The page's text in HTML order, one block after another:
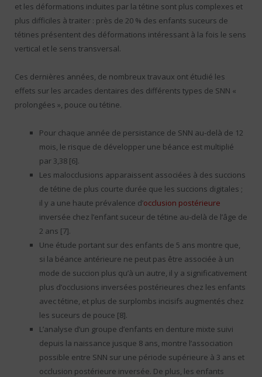
et les déformations induites par la tétine sont plus complexes et
plus difficiles à traiter : près de 20 % des enfants suceurs de
tétines présentent des déformations intéressant à la fois le sens
vertical et le sens transversal.
Ces dernières années, de nombreux travaux ont étudié les
effets sur les arcades dentaires des différents types de SNN «
prolongées », pouce ou tétine.
Pour chaque année de persistance de SNN au-delà de 12
mois, le risque de développer une béance est multiplié
par 3,38 [6].
Les malocclusions apparaissent associées à des succions
de tétine de plus courte durée que les succions digitales ;
il y a une haute prévalence d’occlusion postérieure
inversée chez l’enfant suceur de tétine au-delà de l’âge de
2 ans [7].
Une étude portant sur des enfants de 5 ans montre que,
si la béance antérieure ne peut pas être associée à un
mode de succion plus qu’à un autre, il y a significativement
plus d’occlusions inversées postérieures chez les enfants
avec tétine, et plus de surplombs incisifs augmentés chez
les suceurs de pouce [8].
L’analyse d’un groupe d’enfants en denture mixte suivi
depuis la naissance jusque 8 ans, montre l’association
possible entre SNN sur une période supérieure à 3 ans et
occlusion postérieure inversée. De plus, les enfants